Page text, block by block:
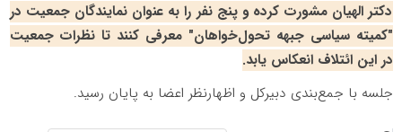
دکتر الهیان مشورت کرده و پنج نفر را به عنوان نمایندگان جمعیت در
"کمیته سیاسی جبهه تحول‌خواهان" معرفی کنند تا نظرات جمعیت
در این ائتلاف انعکاس یابد.
جلسه با جمع‌بندی دبیرکل و اظهارنظر اعضا به پایان رسید.